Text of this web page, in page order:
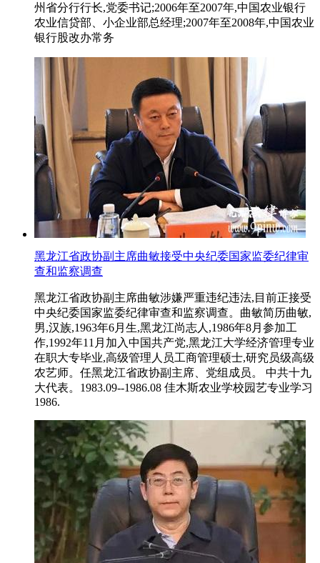
州省分行行长,党委书记;2006年至2007年,中国农业银行
农业信贷部、小企业部总经理;2007年至2008年,中国农业
银行股改办常务
黑龙江省政协副主席曲敏接受中央纪委国家监委纪律审
查和监察调查
黑龙江省政协副主席曲敏涉嫌严重违纪违法,目前正接受
中央纪委国家监委纪律审查和监察调查。曲敏简历曲敏,
男,汉族,1963年6月生,黑龙江尚志人,1986年8月参加工
作,1992年11月加入中国共产党,黑龙江大学经济管理专业
在职大专毕业,高级管理人员工商管理硕士,研究员级高级
农艺师。任黑龙江省政协副主席、党组成员。 中共十九
大代表。1983.09--1986.08 佳木斯农业学校园艺专业学习
1986.